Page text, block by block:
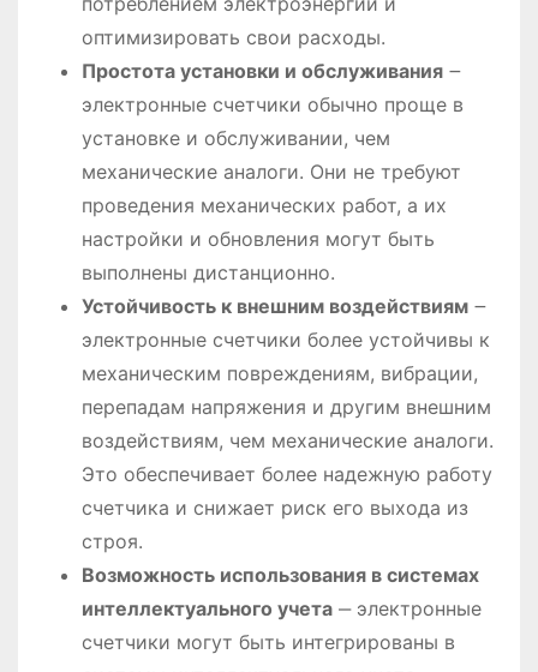
оптимизировать свои расходы.
Простота установки и обслуживания౼
электронные счетчики обычно проще в
установке и обслуживании, чем
механические аналоги. Они не требуют
проведения механических работ, а их
настройки и обновления могут быть
выполнены дистанционно.
Устойчивость к внешним воздействиям౼
электронные счетчики более устойчивы к
механическим повреждениям, вибрации,
перепадам напряжения и другим внешним
воздействиям, чем механические аналоги.
Это обеспечивает более надежную работу
счетчика и снижает риск его выхода из
строя.
Возможность использования в системах
интеллектуального учета‒ электронные
счетчики могут быть интегрированы в